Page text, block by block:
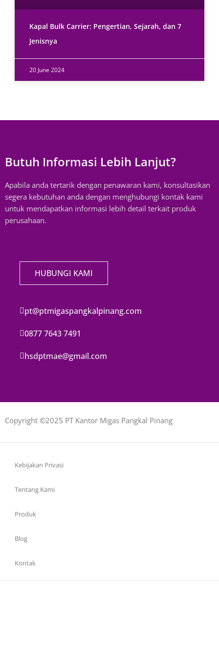
Kapal Bulk Carrier: Pengertian, Sejarah, dan 7
Jenisnya
20 June 2024
Butuh Informasi Lebih Lanjut?
Apabila anda tertarik dengan penawaran kami, konsultasikan
segera kebutuhan anda dengan menghubungi kontak kami
untuk mendapatkan informasi lebih detail terkait produk
perusahaan.
HUBUNGI KAMI
pt@ptmigaspangkalpinang.com
0877 7643 7491
hsdptmae@gmail.com
Copyright ©2025 PT Kantor Migas Pangkal Pinang
Kebijakan Privasi
Tentang Kami
Produk
Blog
Kontak